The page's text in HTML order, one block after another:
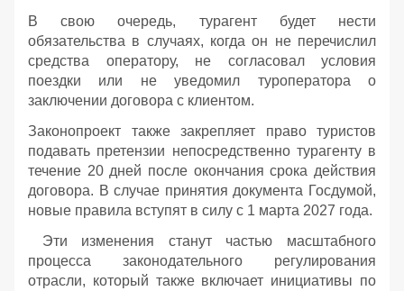
В свою очередь, турагент будет нести
обязательства в случаях, когда он не перечислил
средства оператору, не согласовал условия
поездки или не уведомил туроператора о
заключении договора с клиентом.
Законопроект также закрепляет право туристов
подавать претензии непосредственно турагенту в
течение 20 дней после окончания срока действия
договора. В случае принятия документа Госдумой,
новые правила вступят в силу с 1 марта 2027 года.
Эти изменения станут частью масштабного
процесса законодательного регулирования
отрасли, который также включает инициативы по